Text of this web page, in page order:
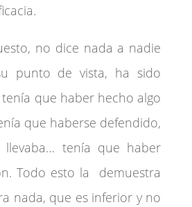
no dice nada a nadie
punto de vista, ha sido
tenía que haber hecho algo
que haberse defendido,
tenía que haber
Todo esto la demuestra
nada, que es inferior y no